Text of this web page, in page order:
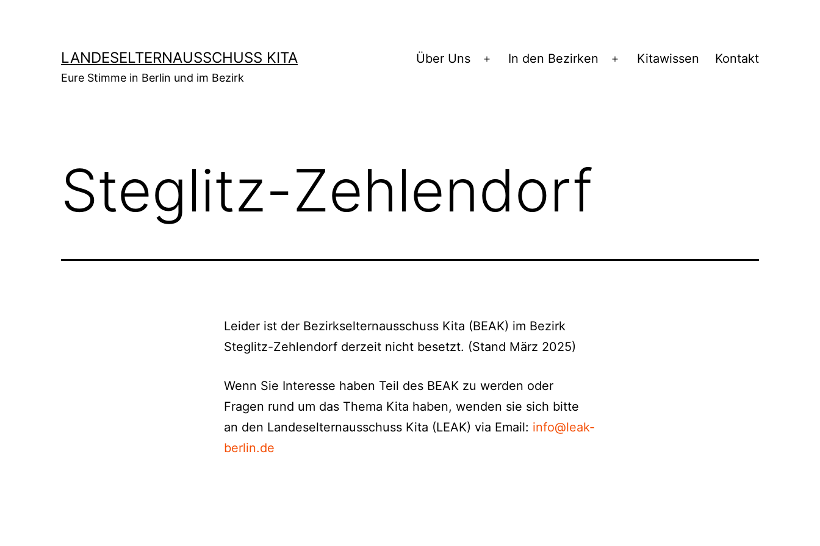
LANDESELTERNAUSSCHUSS KITA
Eure Stimme in Berlin und im Bezirk
Über Uns
Menü
In den Bezirken
Menü
Kitawissen Kontakt
Steglitz-Zehlendorf
Leider ist der Bezirkselternausschuss Kita (BEAK) im Bezirk
Steglitz-Zehlendorf derzeit nicht besetzt. (Stand März 2025)
Wenn Sie Interesse haben Teil des BEAK zu werden oder
Fragen rund um das Thema Kita haben, wenden sie sich bitte
an den Landeselternausschuss Kita (LEAK) via Email: info@leak-
berlin.de